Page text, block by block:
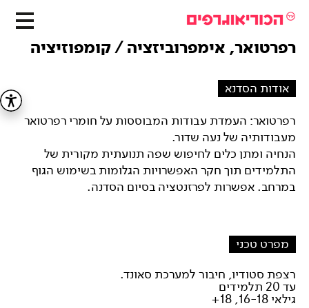
רפרטואר, אימפרוביזציה / קומפוזיציה
אודות הסדנא
רפרטואר: העמדת עבודות המבוססות על חומרי רפרטואר
מעבודותיה של נעה שדור.
הנחיה ומתן כלים לחיפוש שפה תנועתית מקורית של
התלמידים תוך חקר האפשרויות הגלומות בשימוש הגוף
במרחב. אפשרות לפרזנטציה בסיום הסדנה.
מפרט טכני
רצפת סטודיו, חיבור למערכת סאונד.
עד 20 תלמידים
גילאי 16-18, 18+